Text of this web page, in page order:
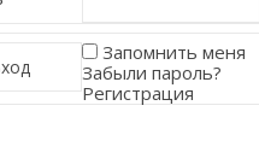
Запомнить меня
Забыли пароль?
Регистрация